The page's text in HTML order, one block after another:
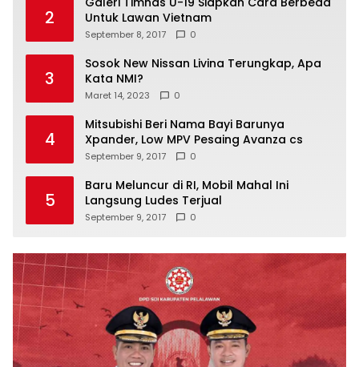
2
Untuk Lawan Vietnam
September 8, 2017 0
3
Sosok New Nissan Livina Terungkap, Apa
Kata NMI?
Maret 14, 2023 0
4
Mitsubishi Beri Nama Bayi Barunya
Xpander, Low MPV Pesaing Avanza cs
September 9, 2017 0
5
Baru Meluncur di RI, Mobil Mahal Ini
Langsung Ludes Terjual
September 9, 2017 0